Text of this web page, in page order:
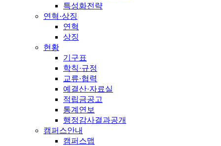
특성화전략
연혁·상징
연혁
상징
현황
기구표
학칙·규정
교류·협력
예결산·자료실
적립금공고
통계연보
행정감사결과공개
캠퍼스안내
캠퍼스맵